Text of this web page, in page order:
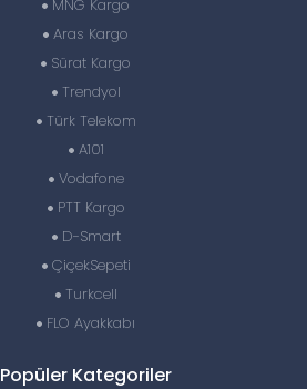
MNG Kargo
Aras Kargo
Sürat Kargo
Trendyol
Türk Telekom
A101
Vodafone
PTT Kargo
D-Smart
ÇiçekSepeti
Turkcell
FLO Ayakkabı
Popüler Kategoriler